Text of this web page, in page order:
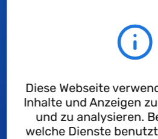
Angebotene Werkstoffe: NBR70,
Kontaktieren Sie uns bei
Unser Team vom technischen
Fragen zur Verfügung.
Diese Webseite
Inhalte und Anzeigen
und zu analysieren.
welche Dienste